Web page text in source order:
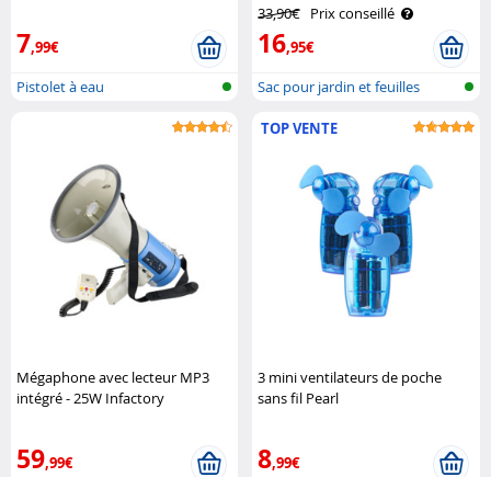
7,99€
Pistolet à eau
33,90€ Prix conseillé
16,95€
Sac pour jardin et feuilles
Mégaphone avec lecteur MP3
intégré - 25W Infactory
59,99€
TOP VENTE
3 mini ventilateurs de poche
sans fil Pearl
8,99€